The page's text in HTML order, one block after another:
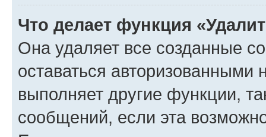
Что делает функция
Она удаляет все созданные
оставаться авторизованными
выполняет другие функции,
сообщений, если эта